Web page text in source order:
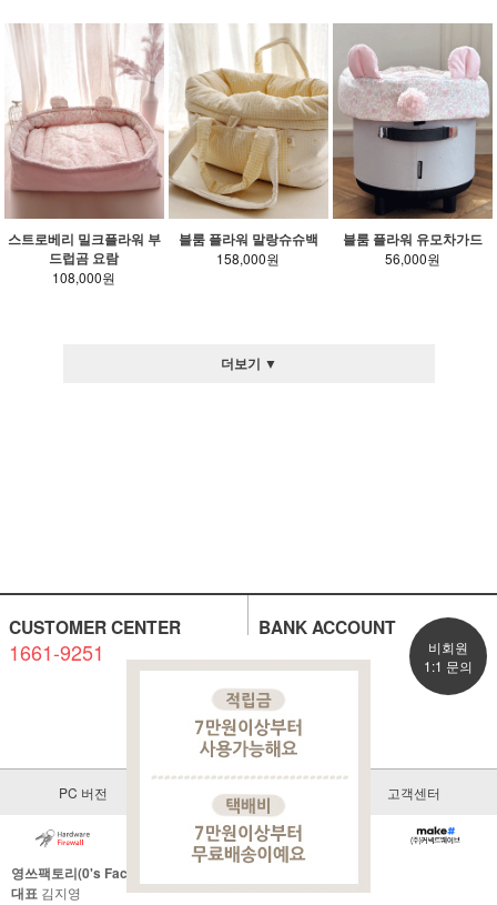
스트로베리 밀크플라워 부
드럽곰 요람
108,000원
블룸 플라워 말랑슈슈백
158,000원
블룸 플라워 유모차가드
56,000원
더보기 ▼
CUSTOMER CENTER
1661-9251
고객센터
연결하기
BANK ACCOUNT
비회원
1:1 문의
PC 버전 이용안내 고객센터
영쓰팩토리(0's Factory)
대표 김지영